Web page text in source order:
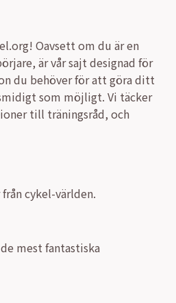
Oavsett om du är en
är vår sajt designad för
du behöver för att göra ditt
som möjligt. Vi täcker
till träningsråd, och
cykel-världen.
mest fantastiska